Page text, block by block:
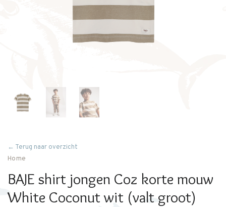
← Terug naar overzicht
Home
BAJE shirt jongen Coz korte mouw
White Coconut wit (valt groot)